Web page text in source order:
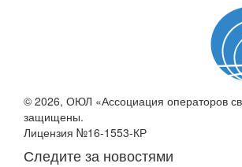
© 2026, ОЮЛ «Ассоциация операторов
защищены.
Лицензия №16-1553-КР
Следите за новостями